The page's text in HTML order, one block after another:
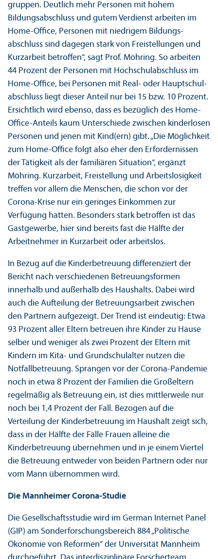
gruppen. Deutlich mehr Personen mit hohem
Bildungs­abschluss und gutem Verdienst arbeiten im
Home-Office, Personen mit niedrigem Bildungs­
abschluss sind dagegen stark von Freistellungen und
Kurzarbeit betroffen“, sagt Prof. Möhring. So arbeiten
44 Prozent der Personen mit Hochschul­abschluss im
Home-Office, bei Personen mit Real- oder Hauptschul­
abschluss liegt dieser Anteil nur bei 15 bzw. 10 Prozent.
Ersichtlich wird ebenso, dass es bezüglich des Home-
Office-Anteils kaum Unter­schiede zwischen kinderlosen
Personen und jenen mit Kind(ern) gibt. „Die Möglichkeit
zum Home-Office folgt also eher den Erfordernissen
der Tätigkeit als der familiären Situation“, ergänzt
Möhring. Kurzarbeit, Freistellung und Arbeits­losigkeit
treffen vor allem die Menschen, die schon vor der
Corona-Krise nur ein geringes Einkommen zur
Verfügung hatten. Besonders stark betroffen ist das
Gastgewerbe, hier sind bereits fast die Hälfte der
Arbeitnehmer in Kurzarbeit oder arbeits­los.
In Bezug auf die Kinderbetreuung differenziert der
Bericht nach verschiedenen Betreuungs­formen
innerhalb und außerhalb des Haushalts. Dabei wird
auch die Aufteilung der Betreuungs­arbeit zwischen
den Partnern aufgezeigt. Der Trend ist eindeutig: Etwa
93 Prozent aller Eltern betreuen ihre Kinder zu Hause
selber und weniger als zwei Prozent der Eltern mit
Kindern im Kita- und Grundschulalter nutzen die
Notfallbetreuung. Sprangen vor der Corona-Pandemie
noch in etwa 8 Prozent der Familien die Großeltern
regelmäßig als Betreuung ein, ist dies mittlerweile nur
noch bei 1,4 Prozent der Fall. Bezogen auf die
Verteilung der Kinderbetreuung im Haushalt zeigt sich,
dass in der Hälfte der Fälle Frauen alleine die
Kinderbetreuung übernehmen und in je einem Viertel
die Betreuung entweder von beiden Partnern oder nur
vom Mann übernommen wird.
Die Mannheimer Corona-Studie
Die Gesellschafts­studie wird im German Internet Panel
(GIP) am Sonderforschungs­bereich 884 „Politische
Ökonomie von Reformen“ der Universität Mannheim